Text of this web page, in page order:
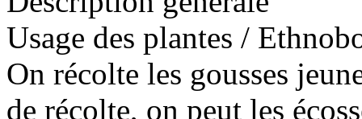
Usage des plantes /
On récolte les gousses
de récolte, on peut les